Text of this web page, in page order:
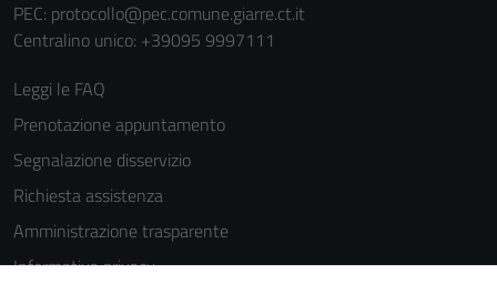
PEC: protocollo@pec.comune.giarre.ct.it
Centralino unico: +39095 9997111
Leggi le FAQ
Prenotazione appuntamento
Segnalazione disservizio
Richiesta assistenza
Amministrazione trasparente
Informativa privacy